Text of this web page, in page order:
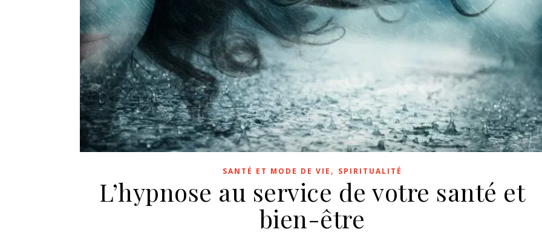
SANTÉ ET MODE DE VIE , SPIRITUALITÉ
L’hypnose au service de votre santé et
bien-être